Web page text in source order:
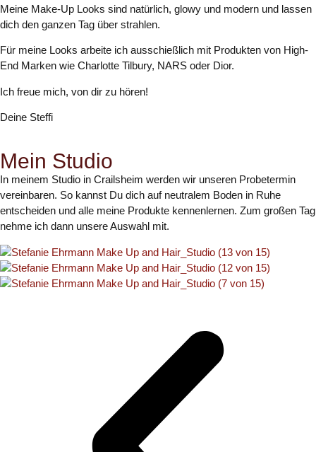
Meine Make-Up Looks sind natürlich, glowy und modern und lassen
dich den ganzen Tag über strahlen.
Für meine Looks arbeite ich ausschießlich mit Produkten von High-
End Marken wie Charlotte Tilbury, NARS oder Dior.
Ich freue mich, von dir zu hören!
Deine Steffi
Mein Studio
In meinem Studio in Crailsheim werden wir unseren Probetermin
vereinbaren. So kannst Du dich auf neutralem Boden in Ruhe
entscheiden und alle meine Produkte kennenlernen. Zum großen Tag
nehme ich dann unsere Auswahl mit.